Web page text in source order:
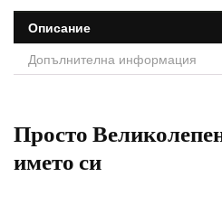
Описание
Допълнителна информация
Просто
името си